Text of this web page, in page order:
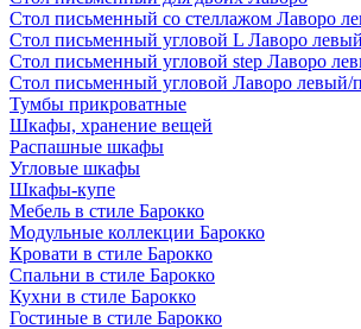
Стол письменный со стеллажом Лаворо
Стол письменный угловой L Лаворо
Стол письменный угловой step Лаворо
Стол письменный угловой Лаворо левый/
Тумбы прикроватные
Шкафы, хранение вещей
Распашные шкафы
Угловые шкафы
Шкафы-купе
Мебель в стиле Барокко
Модульные коллекции Барокко
Кровати в стиле Барокко
Спальни в стиле Барокко
Кухни в стиле Барокко
Гостиные в стиле Барокко